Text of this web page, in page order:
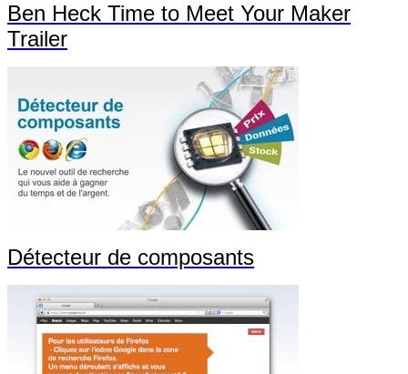
Ben Heck Time to Meet Your Maker
Trailer
Détecteur de composants